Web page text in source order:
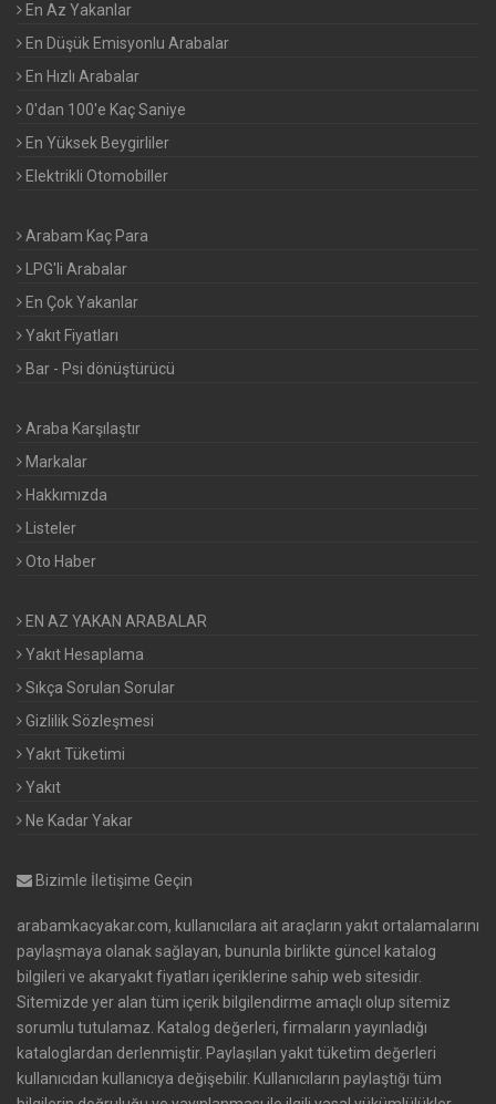
En Az Yakanlar
En Düşük Emisyonlu Arabalar
En Hızlı Arabalar
0'dan 100'e Kaç Saniye
En Yüksek Beygirliler
Elektrikli Otomobiller
Arabam Kaç Para
LPG'li Arabalar
En Çok Yakanlar
Yakıt Fiyatları
Bar - Psi dönüştürücü
Araba Karşılaştır
Markalar
Hakkımızda
Listeler
Oto Haber
EN AZ YAKAN ARABALAR
Yakıt Hesaplama
Sıkça Sorulan Sorular
Gizlilik Sözleşmesi
Yakıt Tüketimi
Yakıt
Ne Kadar Yakar
Bizimle İletişime Geçin
arabamkacyakar.com, kullanıcılara ait araçların yakıt ortalamalarını
paylaşmaya olanak sağlayan, bununla birlikte güncel katalog
bilgileri ve akaryakıt fiyatları içeriklerine sahip web sitesidir.
Sitemizde yer alan tüm içerik bilgilendirme amaçlı olup sitemiz
sorumlu tutulamaz. Katalog değerleri, firmaların yayınladığı
kataloglardan derlenmiştir. Paylaşılan yakıt tüketim değerleri
kullanıcıdan kullanıcıya değişebilir. Kullanıcıların paylaştığı tüm